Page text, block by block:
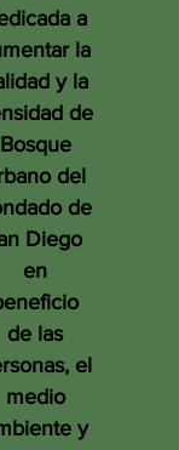
a
la
y la
de
Bosque
del
de
Diego
en
de las
el
medio
y